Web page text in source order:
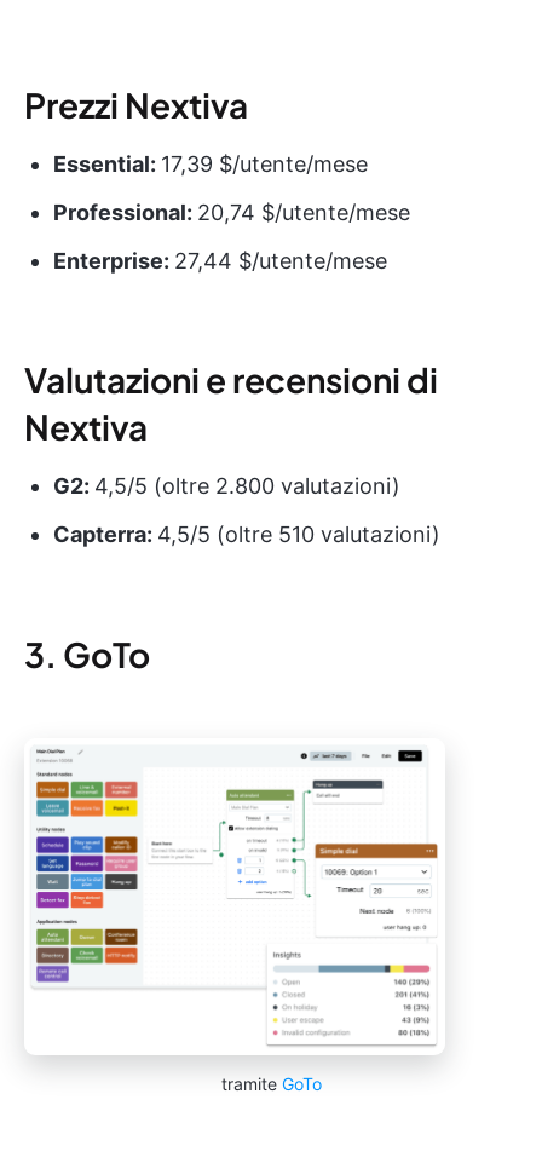
Prezzi Nextiva
Essential: 17,39 $/utente/mese
Professional: 20,74 $/utente/mese
Enterprise: 27,44 $/utente/mese
Valutazioni e recensioni di
Nextiva
G2: 4,5/5 (oltre 2.800 valutazioni)
Capterra: 4,5/5 (oltre 510 valutazioni)
3. GoTo
tramite GoTo